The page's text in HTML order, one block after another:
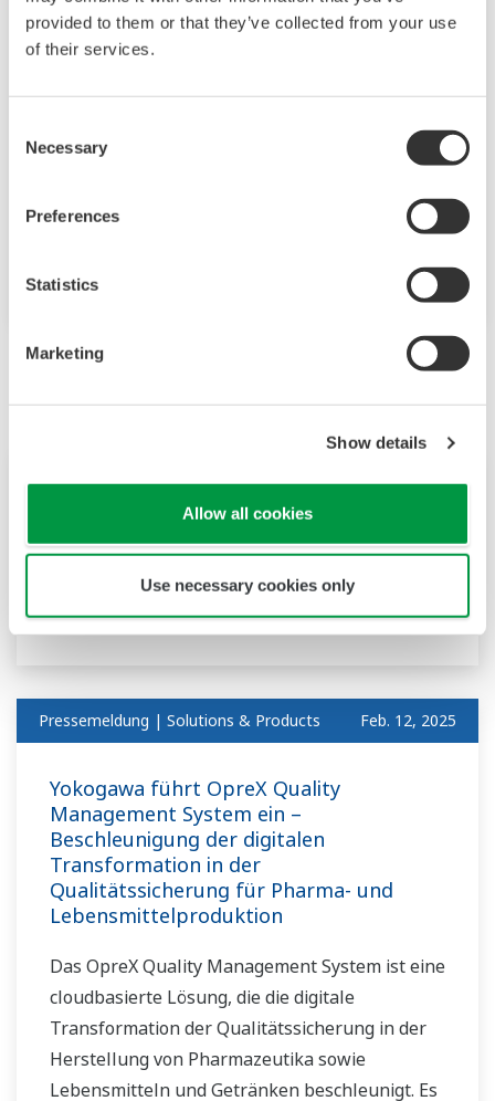
provided to them or that they’ve collected from your use
of their services.
Selection
Necessary
Preferences
Statistics
Marketing
Show details
Allow all cookies
Use necessary cookies only
Yokogawa führt OpreX Plant
Stewardship ein
maßgeschneiderten, leistungsorientierten
ständig ändernden Herausforderungen bietet.
Leistungskennzahlen (KPIs) auf allen
Februar
Yokogawa Releases White Paper
- Envisioning pathways for co-innovation -
Pressemeldung | Solutions & Products Feb. 12, 2025
Yokogawa führt OpreX Quality
Management System ein –
Beschleunigung der digitalen
Transformation in der
Qualitätssicherung für Pharma- und
Lebensmittelproduktion
Das OpreX Quality Management System ist eine
cloudbasierte Lösung, die die digitale
Transformation der Qualitätssicherung in der
Herstellung von Pharmazeutika sowie
Lebensmitteln und Getränken beschleunigt. Es